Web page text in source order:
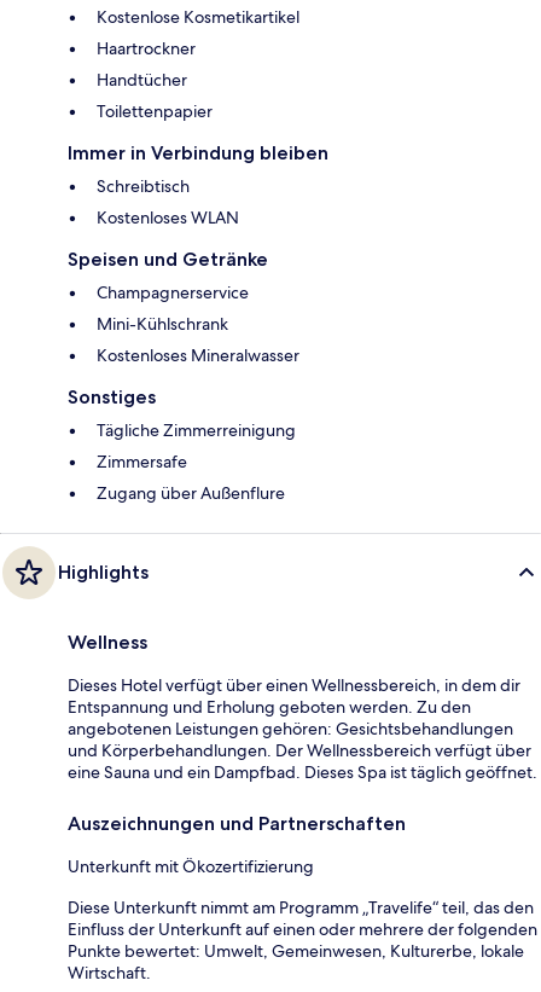
Kostenlose Kosmetikartikel
Haartrockner
Handtücher
Toilettenpapier
Immer in Verbindung bleiben
Schreibtisch
Kostenloses WLAN
Speisen und Getränke
Champagnerservice
Mini-Kühlschrank
Kostenloses Mineralwasser
Sonstiges
Tägliche Zimmerreinigung
Zimmersafe
Zugang über Außenflure
Highlights
Wellness
Dieses Hotel verfügt über einen Wellnessbereich, in dem dir
Entspannung und Erholung geboten werden. Zu den
angebotenen Leistungen gehören: Gesichtsbehandlungen
und Körperbehandlungen. Der Wellnessbereich verfügt über
eine Sauna und ein Dampfbad. Dieses Spa ist täglich geöffnet.
Auszeichnungen und Partnerschaften
Unterkunft mit Ökozertifizierung
Diese Unterkunft nimmt am Programm „Travelife“ teil, das den
Einfluss der Unterkunft auf einen oder mehrere der folgenden
Punkte bewertet: Umwelt, Gemeinwesen, Kulturerbe, lokale
Wirtschaft.